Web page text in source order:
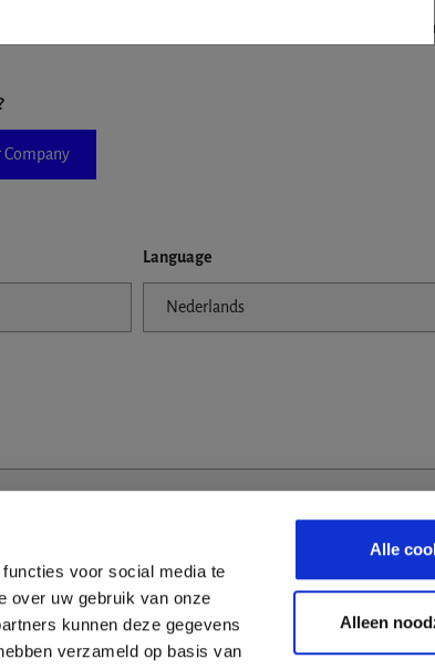
voor social media te
over uw gebruik van onze
kunnen deze gegevens
verzameld op basis van
Alle
Alleen
form. If you don't find your company in our database, you
Company
Language